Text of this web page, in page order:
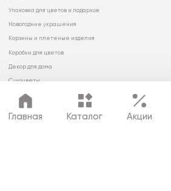
Главная Каталог Акции
Упаковка для цветов и подарков
Новогодние украшения
Корзины и плетеные изделия
Коробки для цветов
Декор для дома
Сухоцветы
© 2026 ООО